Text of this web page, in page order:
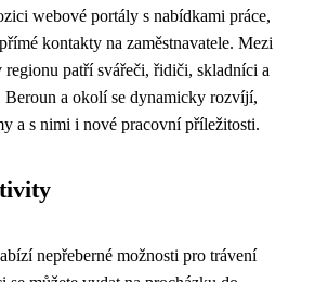
webové portály s nabídkami práce,
kontakty na zaměstnavatele. Mezi
regionu patří svářeči, řidiči, skladníci a
a okolí se dynamicky rozvíjí,
a s nimi i nové pracovní příležitosti.
nepřeberné možnosti pro trávení